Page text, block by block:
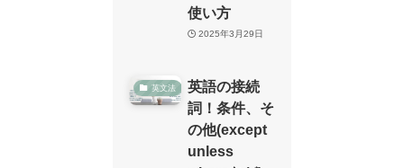
使い方
2025年3月29日
英文法
英語の接続
詞！条件、そ
の他(except
unless